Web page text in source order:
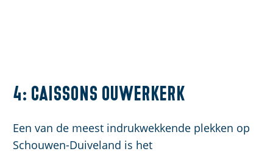
4: Caissons Ouwerkerk
Een van de meest indrukwekkende plekken op
Schouwen-Duiveland is het